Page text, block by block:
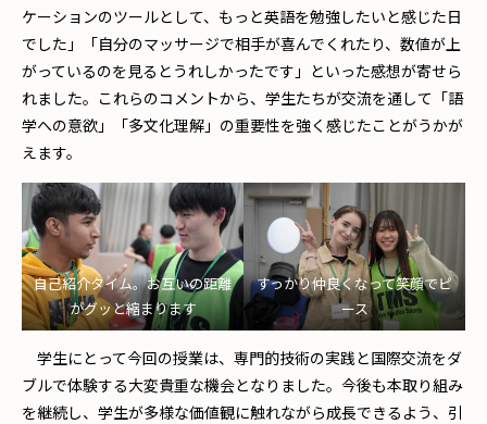
ケーションのツールとして、もっと英語を勉強したいと感じた日
でした」「自分のマッサージで相手が喜んでくれたり、数値が上
がっているのを見るとうれしかったです」といった感想が寄せら
れました。これらのコメントから、学生たちが交流を通して「語
学への意欲」「多文化理解」の重要性を強く感じたことがうかが
えます。
自己紹介タイム。お互いの距離
がグッと縮まります
すっかり仲良くなって笑顔でピ
ース
学生にとって今回の授業は、専門的技術の実践と国際交流をダ
ブルで体験する大変貴重な機会となりました。今後も本取り組み
を継続し、学生が多様な価値観に触れながら成長できるよう、引